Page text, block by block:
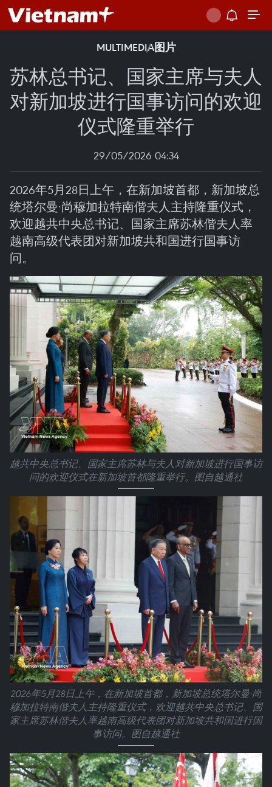
MULTIMEDIA图片
苏林总书记、国家主席与夫人
对新加坡进行国事访问的欢迎
仪式隆重举行
29/05/2026 04:34
2026年5月28日上午，在新加坡首都，新加坡总
统塔尔曼·尚穆加拉特南偕夫人主持隆重仪式，
欢迎越共中央总书记、国家主席苏林偕夫人率
越南高级代表团对新加坡共和国进行国事访
问。
越共中央总书记、国家主席苏林与夫人对新加坡进行国事访
问的欢迎仪式在新加坡首都隆重举行。图自越通社
2026年5月28日上午，在新加坡首都，新加坡总统塔尔曼·尚
穆加拉特南偕夫人主持隆重仪式，欢迎越共中央总书记、国
家主席苏林偕夫人率越南高级代表团对新加坡共和国进行国
事访问。图自越通社